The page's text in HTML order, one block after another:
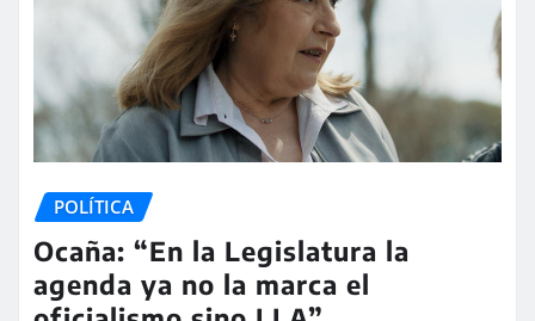
POLÍTICA
Ocaña: “En la Legislatura la
agenda ya no la marca el